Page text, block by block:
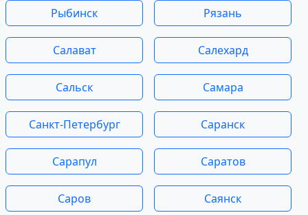
Рыбинск Рязань
Салават Салехард
Сальск Самара
Санкт-Петербург Саранск
Сарапул Саратов
Саров Саянск